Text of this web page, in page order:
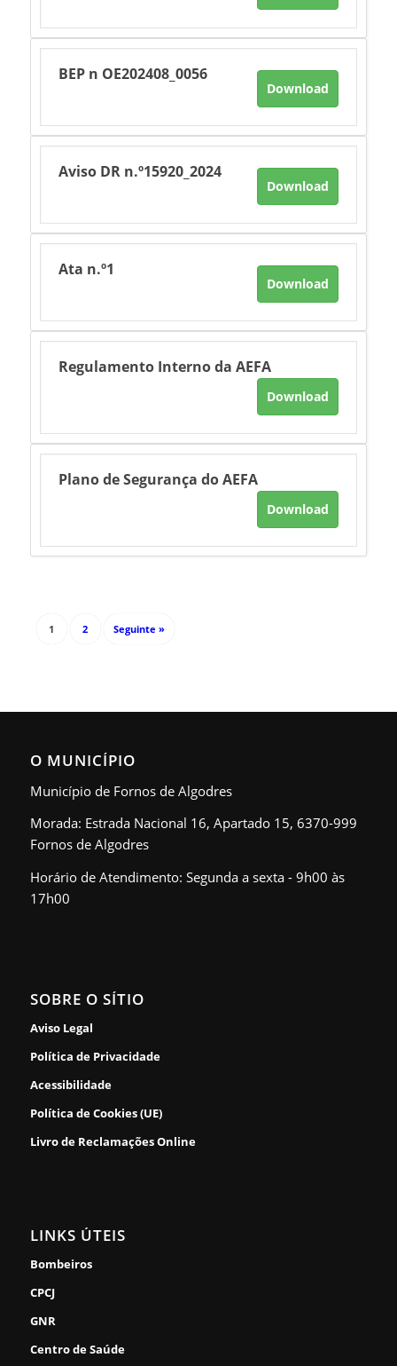
BEP n OE202408_0056
Download
Aviso DR n.º15920_2024
Download
Ata n.º1
Download
Regulamento Interno da AEFA
Download
Plano de Segurança do AEFA
Download
1 2 Seguinte »
O MUNICÍPIO
Município de Fornos de Algodres
Morada: Estrada Nacional 16, Apartado 15, 6370-999
Fornos de Algodres
Horário de Atendimento: Segunda a sexta - 9h00 às
17h00
SOBRE O SÍTIO
Aviso Legal
Política de Privacidade
Acessibilidade
Política de Cookies (UE)
Livro de Reclamações Online
LINKS ÚTEIS
Bombeiros
CPCJ
GNR
Centro de Saúde